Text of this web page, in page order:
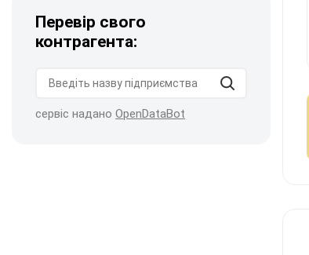
Перевір свого
контрагента:
сервіс надано OpenDataBot